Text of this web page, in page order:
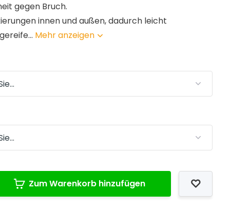
gegen Bruch.
innen und außen, dadurch leicht
Mehr anzeigen
Zum Warenkorb hinzufügen